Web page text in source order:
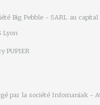
Big Pebble - SARL au
Lyon
PUPIER
par la société Infomaniak -